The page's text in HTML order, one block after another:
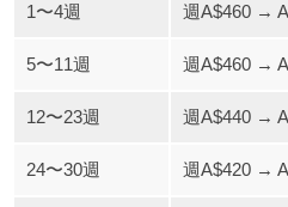
1〜4週 週A$460 →
5〜11週 週A$460 →
12〜23週 週A$440 →
24〜30週 週A$420 →